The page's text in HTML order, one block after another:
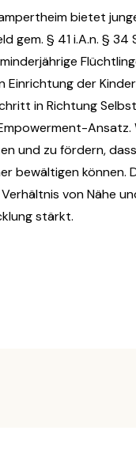
bietet
gem. § 41i.A.n. § 34
der
in Richtung
Ansatz.
und zu fördern,
bewältigen können.
von Nähe
stärkt.